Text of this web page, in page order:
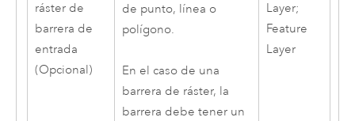
ráster de
barrera de
entrada
(Opcional)
de punto, línea o
polígono.
En el caso de una
barrera de ráster, la
barrera debe tener un
Layer;
Feature
Layer